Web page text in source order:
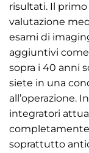
risultati. Il
valutazione
esami di
aggiuntivi
sopra i 40 anni
siete in una
all’operazione.
integratori
completamente
soprattutto